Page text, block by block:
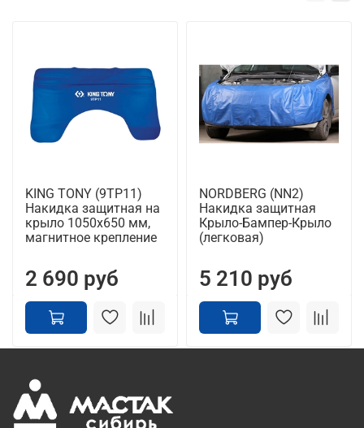
KING TONY (9TP11)
Накидка защитная на
крыло 1050х650 мм,
магнитное крепление
2 690 руб
NORDBERG (NN2)
Накидка защитная
Крыло-Бампер-Крыло
(легковая)
5 210 руб